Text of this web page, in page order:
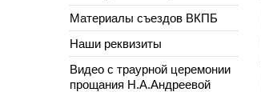
Материалы съездов ВКПБ
Наши реквизиты
Видео с траурной церемонии
прощания Н.А.Андреевой